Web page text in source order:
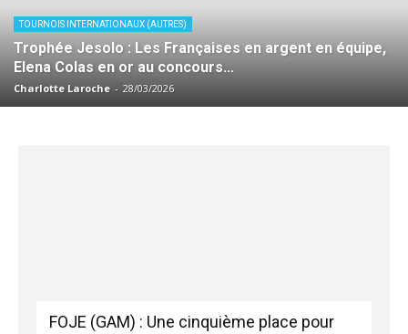
TOURNOIS INTERNATIONAUX (AUTRES)
Trophée Jesolo : Les Françaises en argent en équipe,
Elena Colas en or au concours...
Charlotte Laroche - 28/03/2026
FOJE (GAM) : Une cinquième place pour